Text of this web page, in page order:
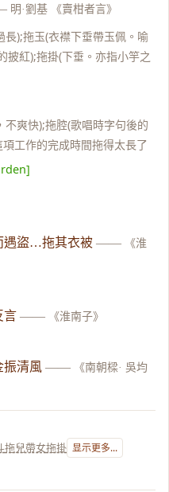
明·劉基 《賣柑者言》
長);拖玉(衣襟下垂帶玉佩。喻
披紅);拖掛(下垂。亦指小竽之
不爽快);拖腔(歌唱時字句後的
工作的完成時間拖得太長了
遇盜…拖其衣被 ——
《淮
言 —— 《淮南子》
振清風 ——
《南朝樑· 吳均
拖兒帶女拖掛 显示更多...